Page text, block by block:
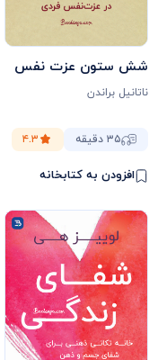
شش ستون عزت نفس
ناتانیل براندن
۳۵ دقیقه ۴.۳
افزودن به کتابخانه